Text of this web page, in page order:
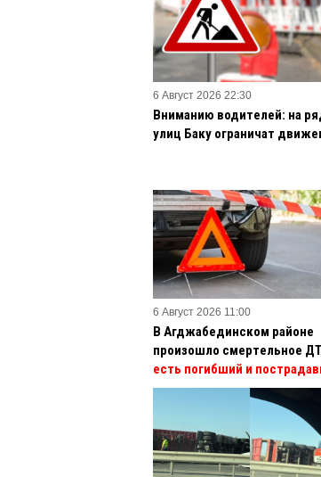
6 Август 2026 22:30
Вниманию водителей: на
улиц Баку ограничат
6 Август 2026 11:00
В Агджабединском районе
произошло смертельное
есть погибший и